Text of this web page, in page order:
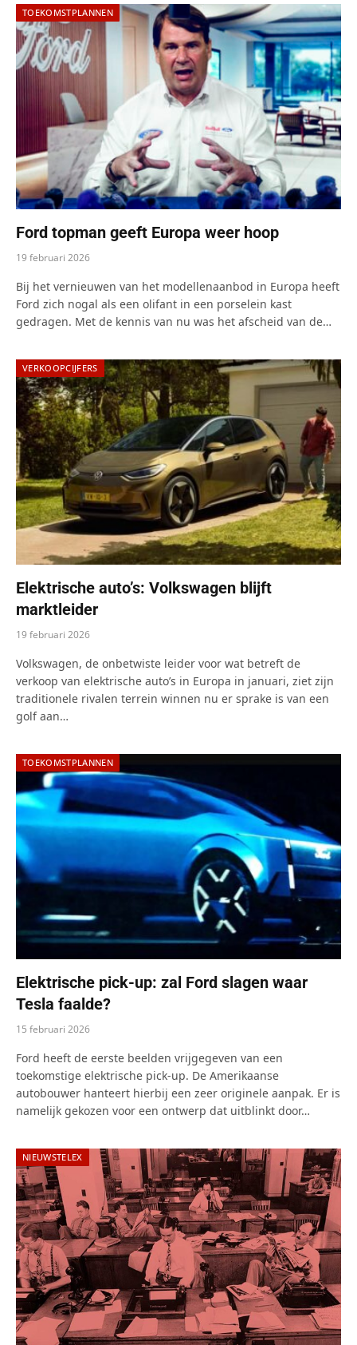
TOEKOMSTPLANNEN
Ford topman geeft Europa weer hoop
19 februari 2026
Bij het vernieuwen van het modellenaanbod in Europa heeft
Ford zich nogal als een olifant in een porselein kast
gedragen. Met de kennis van nu was het afscheid van de…
VERKOOPCIJFERS
Elektrische auto’s: Volkswagen blijft
marktleider
19 februari 2026
Volkswagen, de onbetwiste leider voor wat betreft de
verkoop van elektrische auto’s in Europa in januari, ziet zijn
traditionele rivalen terrein winnen nu er sprake is van een
golf aan…
TOEKOMSTPLANNEN
Elektrische pick-up: zal Ford slagen waar
Tesla faalde?
15 februari 2026
Ford heeft de eerste beelden vrijgegeven van een
toekomstige elektrische pick-up. De Amerikaanse
autobouwer hanteert hierbij een zeer originele aanpak. Er is
namelijk gekozen voor een ontwerp dat uitblinkt door…
NIEUWSTELEX